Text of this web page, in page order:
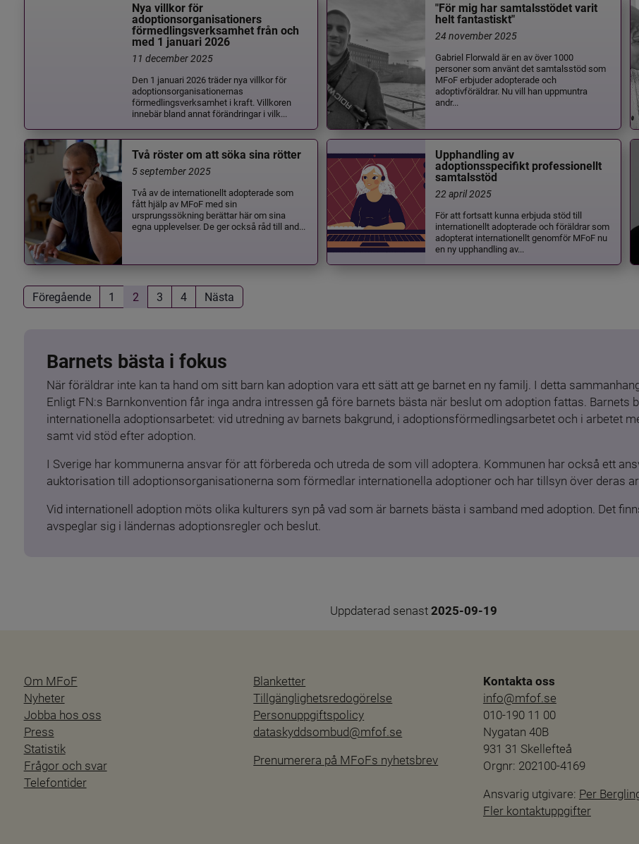
Nya villkor för
adoptionsorganisationers
förmedlingsverksamhet från och
med 1 januari 2026
11 december 2025
Den 1 januari 2026 träder nya villkor för
adoptionsorganisationernas
förmedlingsverksamhet i kraft. Villkoren
innebär bland annat förändringar i vilk...
"För mig har samtalsstödet varit
helt fantastiskt"
24 november 2025
Gabriel Florwald är en av över 1000
personer som använt det samtalsstöd som
MFoF erbjuder adopterade och
adoptivföräldrar. Nu vill han uppmuntra
andr...
Två röster om att söka sina rötter
5 september 2025
Två av de internationellt adopterade som
fått hjälp av MFoF med sin
ursprungssökning berättar här om sina
egna upplevelser. De ger också råd till and...
Upphandling av
adoptionsspecifikt professionellt
samtalsstöd
22 april 2025
För att fortsatt kunna erbjuda stöd till
internationellt adopterade och föräldrar som
adopterat internationellt genomför MFoF nu
en ny upphandling av...
Föregående 1 2 3 4 Nästa
Barnets bästa i fokus
När föräldrar inte kan ta hand om sitt barn kan adoption vara ett sätt att ge barnet en ny familj. I detta
Enligt FN:s Barnkonvention får inga andra intressen gå före barnets bästa när beslut om adoption fattas. Barnets
internationella adoptionsarbetet: vid utredning av barnets bakgrund, i adoptionsförmedlingsarbetet och i arbetet
samt vid stöd efter adoption.
I Sverige har kommunerna ansvar för att förbereda och utreda de som vill adoptera. Kommunen har också ett
auktorisation till adoptionsorganisationerna som förmedlar internationella adoptioner och har tillsyn över deras
Vid internationell adoption möts olika kulturers syn på vad som är barnets bästa i samband med adoption. Det
avspeglar sig i ländernas adoptionsregler och beslut.
Uppdaterad senast 2025-09-19
Om MFoF
Nyheter
Jobba hos oss
Press
Statistik
Frågor och svar
Telefontider
Blanketter
Tillgänglighetsredogörelse
Personuppgiftspolicy
dataskyddsombud@mfof.se
Prenumerera på MFoFs nyhetsbrev
Kontakta oss
info@mfof.se
010-190 11 00
Nygatan 40B
931 31 Skellefteå
Orgnr: 202100-4169
Ansvarig utgivare: Per
Fler kontaktuppgifter